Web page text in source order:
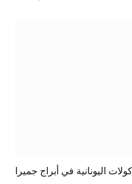
اليونانية في أبراج جميرا